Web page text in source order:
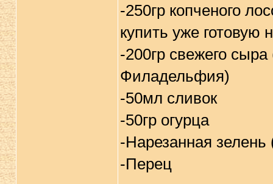
-250гр копченого
купить уже готовую
-200гр свежего
Филадельфия)
-50мл сливок
-50гр огурца
-Нарезанная зелень
-Перец